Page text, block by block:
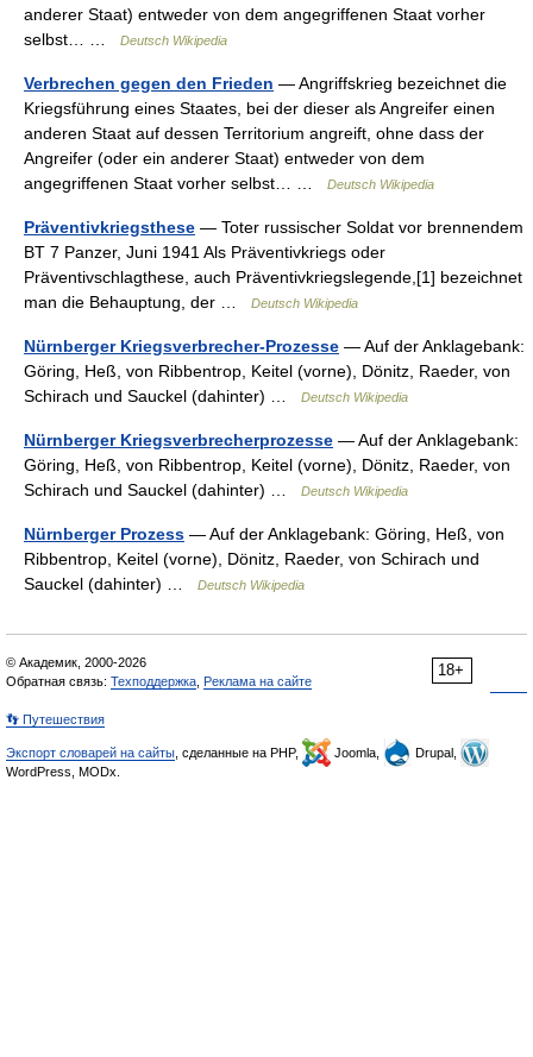
anderer Staat) entweder von dem angegriffenen Staat vorher
selbst… …
Deutsch Wikipedia
Verbrechen gegen den Frieden — Angriffskrieg bezeichnet die
Kriegsführung eines Staates, bei der dieser als Angreifer einen
anderen Staat auf dessen Territorium angreift, ohne dass der
Angreifer (oder ein anderer Staat) entweder von dem
angegriffenen Staat vorher selbst… …
Deutsch Wikipedia
Präventivkriegsthese — Toter russischer Soldat vor brennendem
BT 7 Panzer, Juni 1941 Als Präventivkriegs oder
Präventivschlagthese, auch Präventivkriegslegende,[1] bezeichnet
man die Behauptung, der …
Deutsch Wikipedia
Nürnberger Kriegsverbrecher-Prozesse — Auf der Anklagebank:
Göring, Heß, von Ribbentrop, Keitel (vorne), Dönitz, Raeder, von
Schirach und Sauckel (dahinter) …
Deutsch Wikipedia
Nürnberger Kriegsverbrecherprozesse — Auf der Anklagebank:
Göring, Heß, von Ribbentrop, Keitel (vorne), Dönitz, Raeder, von
Schirach und Sauckel (dahinter) …
Deutsch Wikipedia
Nürnberger Prozess — Auf der Anklagebank: Göring, Heß, von
Ribbentrop, Keitel (vorne), Dönitz, Raeder, von Schirach und
Sauckel (dahinter) …
Deutsch Wikipedia
18+
© Академик, 2000-2026
Обратная связь: Техподдержка Реклама на сайте
👣 Путешествия
Экспорт словарей на сайты , сделанные на PHP, Joomla,
Drupal,
WordPress, MODx.